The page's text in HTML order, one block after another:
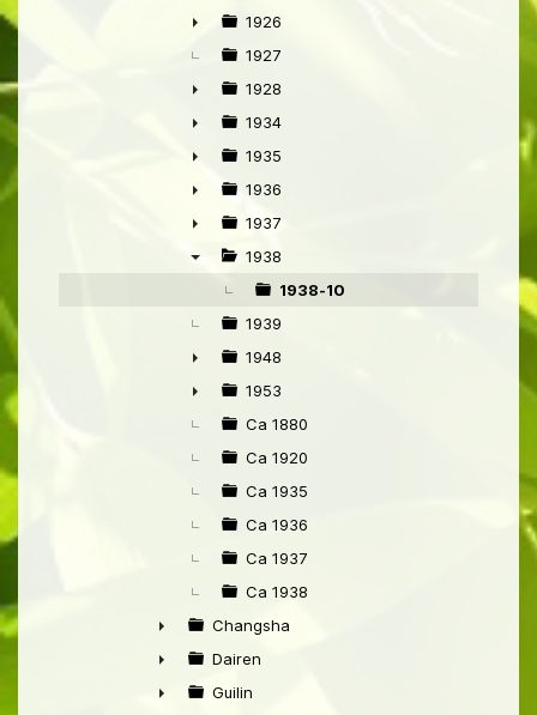
►
►
1926
1927
►
1928
►
1934
►
1935
►
1936
►
1937
1938
1938-10
1939
►
1948
►
1953
Ca 1880
Ca 1920
Ca 1935
Ca 1936
Ca 1937
Ca 1938
►
Changsha
►
Dairen
Guilin